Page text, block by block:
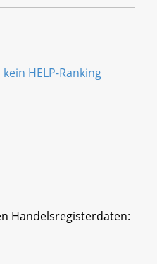
Handelsregisterdaten: